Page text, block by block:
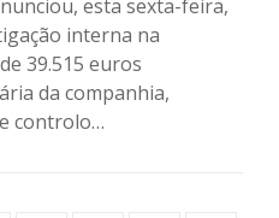
esta sexta-feira,
interna na
39.515 euros
da companhia,
controlo…